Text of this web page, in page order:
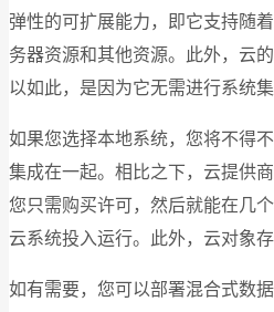
弹性的可扩展能力，即它支持随
务器资源和其他资源。此外，云
以如此，是因为它无需进行系统集
如果您选择本地系统，您将不得
集成在一起。相比之下，云提供
您只需购买许可，然后就能在几
云系统投入运行。此外，云对象
如有需要，您可以部署混合式数